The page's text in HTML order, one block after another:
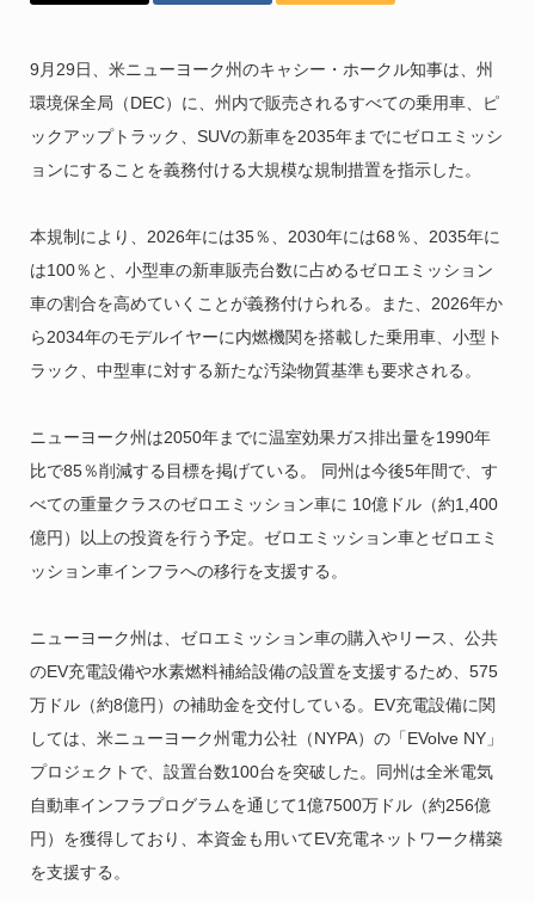
9月29日、米ニューヨーク州のキャシー・ホークル知事は、州
環境保全局（DEC）に、州内で販売されるすべての乗用車、ピ
ックアップトラック、SUVの新車を2035年までにゼロエミッシ
ョンにすることを義務付ける大規模な規制措置を指示した。
本規制により、2026年には35％、2030年には68％、2035年に
は100％と、小型車の新車販売台数に占めるゼロエミッション
車の割合を高めていくことが義務付けられる。また、2026年か
ら2034年のモデルイヤーに内燃機関を搭載した乗用車、小型ト
ラック、中型車に対する新たな汚染物質基準も要求される。
ニューヨーク州は2050年までに温室効果ガス排出量を1990年
比で85％削減する目標を掲げている。 同州は今後5年間で、す
べての重量クラスのゼロエミッション車に 10億ドル（約1,400
億円）以上の投資を行う予定。ゼロエミッション車とゼロエミ
ッション車インフラへの移行を支援する。
ニューヨーク州は、ゼロエミッション車の購入やリース、公共
のEV充電設備や水素燃料補給設備の設置を支援するため、575
万ドル（約8億円）の補助金を交付している。EV充電設備に関
しては、米ニューヨーク州電力公社（NYPA）の「EVolve NY」
プロジェクトで、設置台数100台を突破した。同州は全米電気
自動車インフラプログラムを通じて1億7500万ドル（約256億
円）を獲得しており、本資金も用いてEV充電ネットワーク構築
を支援する。